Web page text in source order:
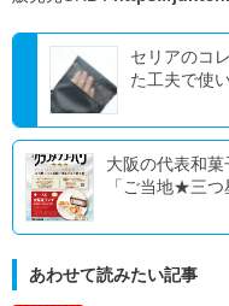
セリアのコ
た工夫で使
大阪の代表和
「ご当地★三つ
あわせて読みたい記事